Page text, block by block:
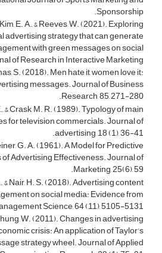
Sponsorship.
E. A., & Reeves, W. (2021). Exploring
advertising strategy that can generate
with green messages on social
of Research in Interactive Marketing.
S. (2018). Men hate it, women love it:
messages. Journal of Business
Research, 85, 271-280.
& Crask, M. R. (1989). Typology of main
for television commercials. Journal of
advertising, 18 (1), 36-41.
G. A. (1961). A Model for Predictive
Advertising Effectiveness. Journal of
Marketing, 25(6), 59.
& Nair, H. S. (2018). Advertising content
on social media: Evidence from
Science, 64 (11), 5105-5131.
W. (2011). Changes in advertising
crisis: An application of Taylor's
strategy wheel. Journal of Applied